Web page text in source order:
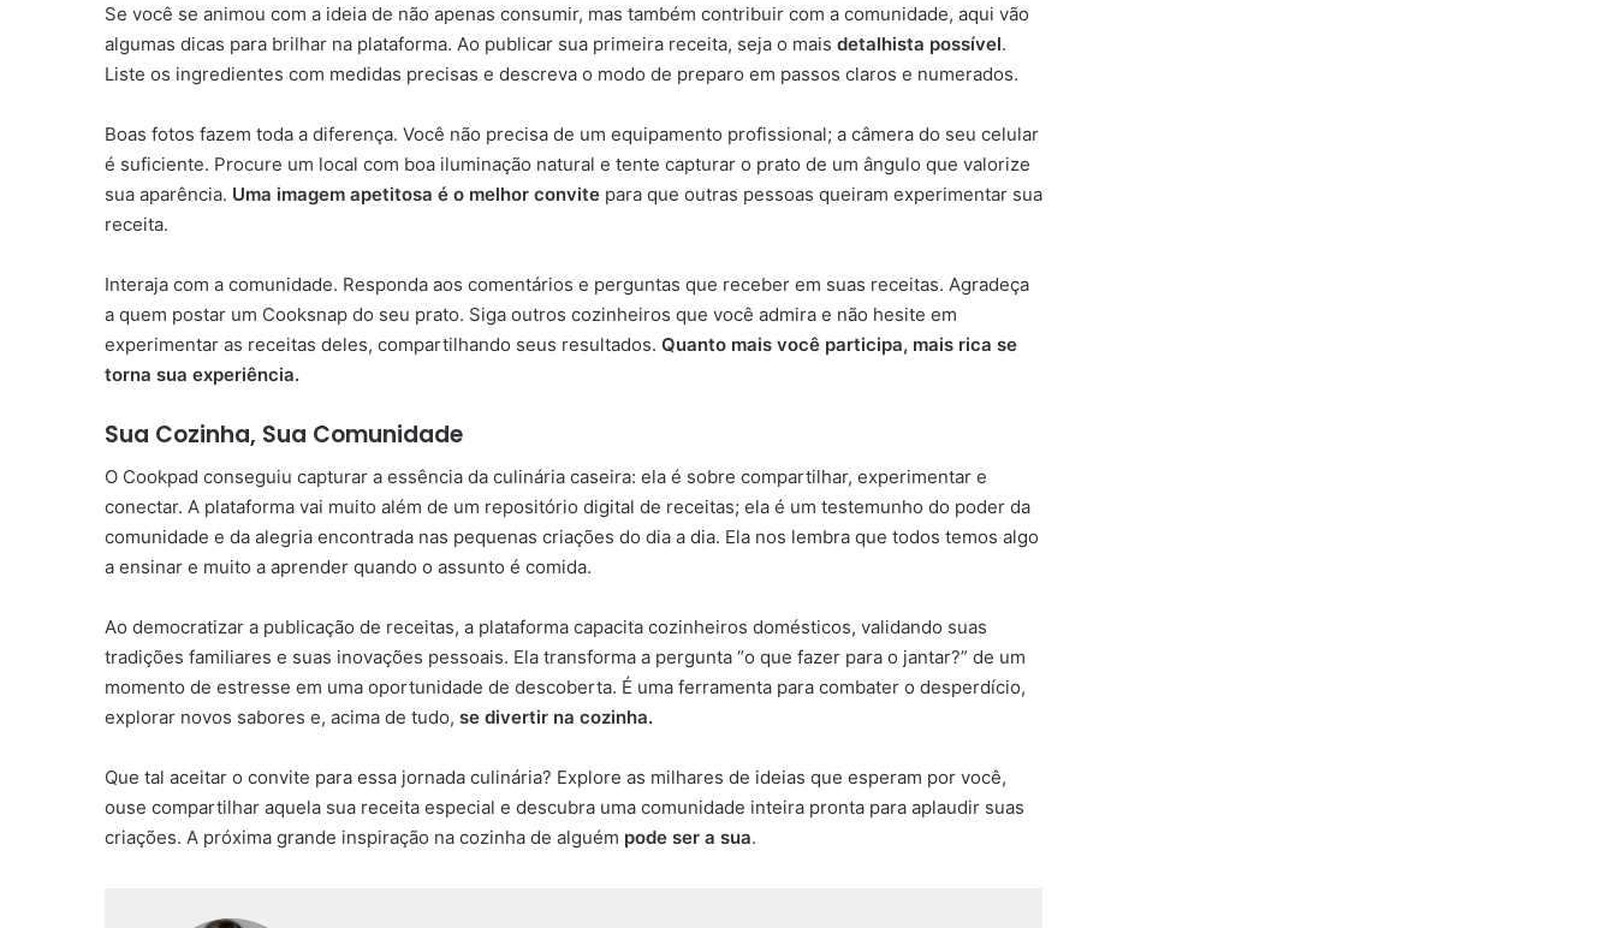
Se você se animou com a ideia de não apenas consumir, mas também contribuir com a comunidade, aqui vão
algumas dicas para brilhar na plataforma. Ao publicar sua primeira receita, seja o mais detalhista possível.
Liste os ingredientes com medidas precisas e descreva o modo de preparo em passos claros e numerados.
Boas fotos fazem toda a diferença. Você não precisa de um equipamento profissional; a câmera do seu celular
é suficiente. Procure um local com boa iluminação natural e tente capturar o prato de um ângulo que valorize
sua aparência. Uma imagem apetitosa é o melhor convite para que outras pessoas queiram experimentar sua
receita.
Interaja com a comunidade. Responda aos comentários e perguntas que receber em suas receitas. Agradeça
a quem postar um Cooksnap do seu prato. Siga outros cozinheiros que você admira e não hesite em
experimentar as receitas deles, compartilhando seus resultados. Quanto mais você participa, mais rica se
torna sua experiência.
Sua Cozinha, Sua Comunidade
O Cookpad conseguiu capturar a essência da culinária caseira: ela é sobre compartilhar, experimentar e
conectar. A plataforma vai muito além de um repositório digital de receitas; ela é um testemunho do poder da
comunidade e da alegria encontrada nas pequenas criações do dia a dia. Ela nos lembra que todos temos algo
a ensinar e muito a aprender quando o assunto é comida.
Ao democratizar a publicação de receitas, a plataforma capacita cozinheiros domésticos, validando suas
tradições familiares e suas inovações pessoais. Ela transforma a pergunta “o que fazer para o jantar?” de um
momento de estresse em uma oportunidade de descoberta. É uma ferramenta para combater o desperdício,
explorar novos sabores e, acima de tudo, se divertir na cozinha.
Que tal aceitar o convite para essa jornada culinária? Explore as milhares de ideias que esperam por você,
ouse compartilhar aquela sua receita especial e descubra uma comunidade inteira pronta para aplaudir suas
criações. A próxima grande inspiração na cozinha de alguém pode ser a sua.